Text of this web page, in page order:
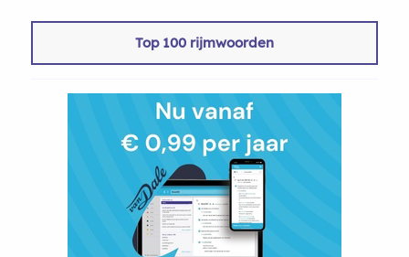
Top 100 rijmwoorden